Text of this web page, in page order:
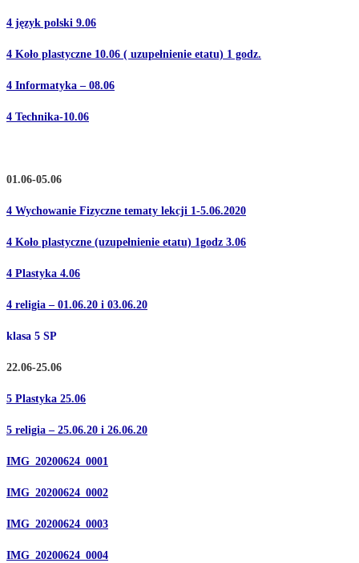
4 język polski 9.06
4 Koło plastyczne 10.06 ( uzupełnienie etatu) 1 godz.
4 Informatyka – 08.06
4 Technika-10.06
01.06-05.06
4 Wychowanie Fizyczne tematy lekcji 1-5.06.2020
4 Koło plastyczne (uzupełnienie etatu) 1godz 3.06
4 Plastyka 4.06
4 religia – 01.06.20 i 03.06.20
klasa 5 SP
22.06-25.06
5 Plastyka 25.06
5 religia – 25.06.20 i 26.06.20
IMG_20200624_0001
IMG_20200624_0002
IMG_20200624_0003
IMG_20200624_0004